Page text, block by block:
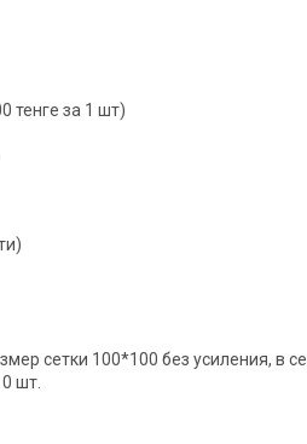
тенге за 1 шт)
сетки 100*100 без усиления, в
шт.